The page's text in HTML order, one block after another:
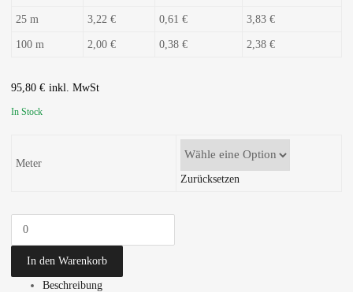
25 m 3,22 € 0,61 € 3,83 €
100 m 2,00 € 0,38 € 2,38 €
95,80 €
In Stock
Meter
Zurücksetzen
In den Warenkorb
Beschreibung